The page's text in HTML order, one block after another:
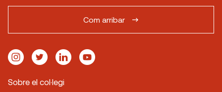
Com arribar
Sobre el col·legi